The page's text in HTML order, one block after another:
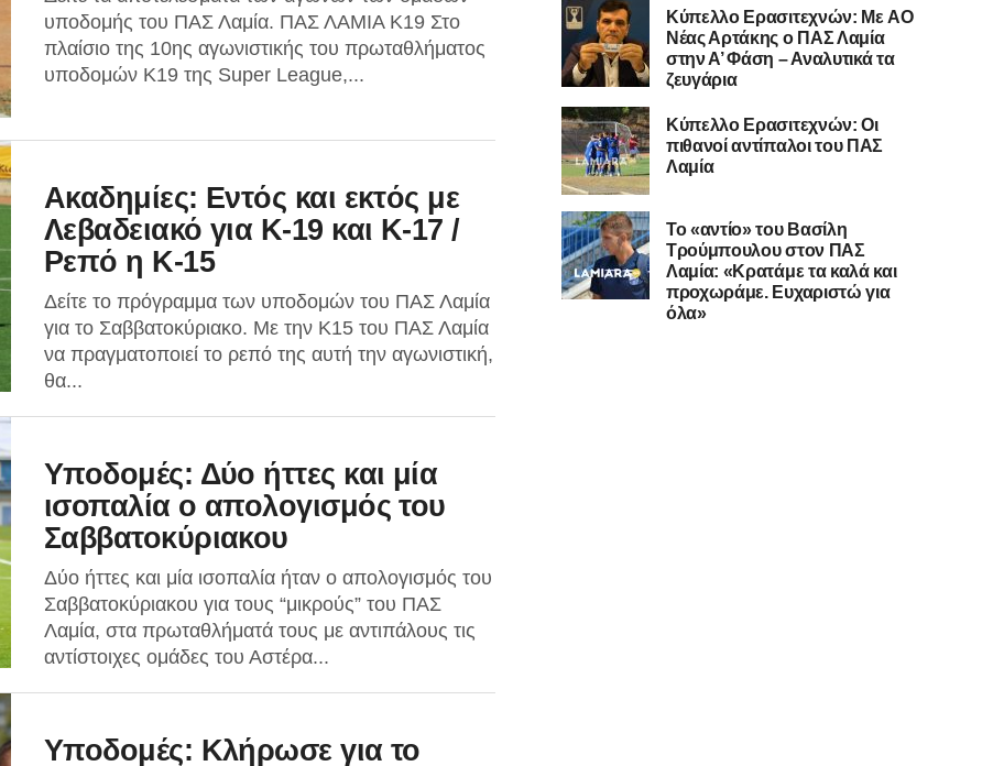
υποδομής του ΠΑΣ Λαμία. ΠΑΣ ΛΑΜΙΑ Κ19 Στο
πλαίσιο της 10ης αγωνιστικής του πρωταθλήματος
υποδομών K19 της Super League,...
Ακαδημίες: Εντός και εκτός με
Λεβαδειακό για Κ-19 και Κ-17 /
Ρεπό η Κ-15
Δείτε το πρόγραμμα των υποδομών του ΠΑΣ Λαμία
για το Σαββατοκύριακο. Με την Κ15 του ΠΑΣ Λαμία
να πραγματοποιεί το ρεπό της αυτή την αγωνιστική,
θα...
Υποδομές: Δύο ήττες και μία
ισοπαλία ο απολογισμός του
Σαββατοκύριακου
Δύο ήττες και μία ισοπαλία ήταν ο απολογισμός του
Σαββατοκύριακου για τους “μικρούς” του ΠΑΣ
Λαμία, στα πρωταθλήματά τους με αντιπάλους τις
αντίστοιχες ομάδες του Αστέρα...
Υποδομές: Κλήρωσε για το
Kύπελλο Ερασιτεχνών: Με AO
Nέας Αρτάκης ο ΠΑΣ Λαμία
στην Α’ Φάση – Αναλυτικά τα
ζευγάρια
Κύπελλο Ερασιτεχνών: Οι
πιθανοί αντίπαλοι του ΠΑΣ
Λαμία
Το «αντίο» του Βασίλη
Τρούμπουλου στον ΠΑΣ
Λαμία: «Κρατάμε τα καλά και
προχωράμε. Ευχαριστώ για
όλα»